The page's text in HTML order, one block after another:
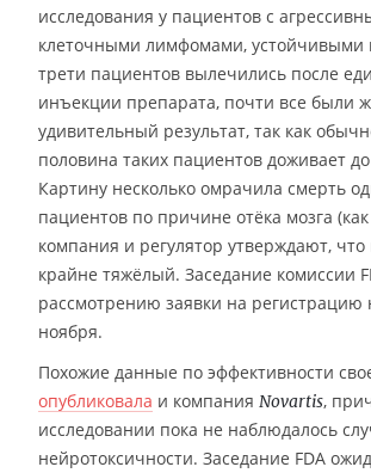
исследования у пациентов с
клеточными лимфомами, устойчивыми
трети пациентов вылечились после
инъекции препарата, почти все были
удивительный результат, так как
половина таких пациентов доживает
Картину несколько омрачила смерть
пациентов по причине отёка мозга
компания и регулятор утверждают,
крайне тяжёлый. Заседание комиссии
рассмотрению заявки на регистрацию
ноября.
Похожие данные по эффективности
опубликовала и компания Novartis,
исследовании пока не наблюдалось
нейротоксичности. Заседание FDA